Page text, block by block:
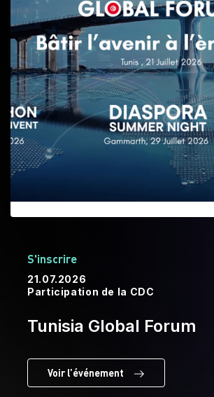
S'inscrire
21.07.2026
Participation de la CDC
Tunisia Global Forum
Voir l’événement